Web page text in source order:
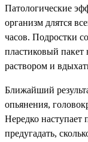
Патологические
организм длятся
часов. Подростки
пластиковый пакет
раствором и
Ближайший
опьянения,
Нередко наступает
предугадать,